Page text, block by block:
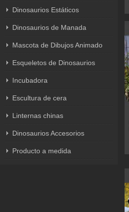
Dinosaurios Estáticos
Dinosaurios de Manada
Mascota de Dibujos Animado
Esqueletos de Dinosaurios
Incubadora
Escultura de cera
Linternas chinas
Dinosaurios Accesorios
Producto a medida